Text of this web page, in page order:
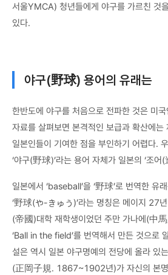
서울YMCA) 청년들에게 야구를 가르친 것
있다.
야구(野球) 용어의 유래는
한반도에 야구를 처음으로 전파한 것은 미
자료를 살펴보면 본격적인 보급과 확산에는
일본인들이 기여한 점을 부인하기 어렵다.
‘야구(野球)’라는 용어 자체가 일본의 ‘조어
일본에서 ‘baseball’을 ‘野球’로 번역한 유
‘野球(や-きゅう)’라는 명칭은 메이지 27
(帝國)대학 재학생이었던 주만 가나에(
‘Ball in the field’를 번역해서 만든 것으로
설은 역시 일본 야구명예의 전당에 올라 있
(正岡子規. 1867~1902년)가 자신의 본